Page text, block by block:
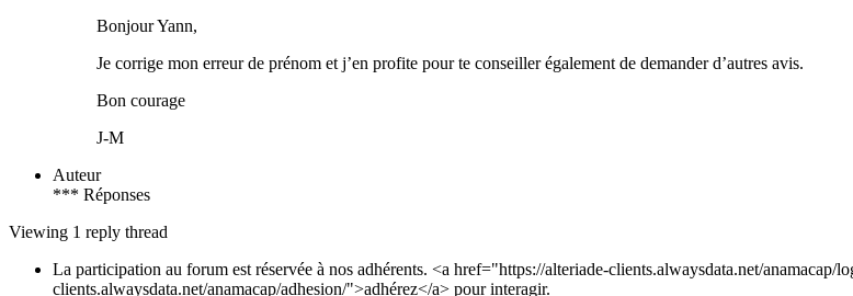
Bonjour Yann,
Je corrige mon erreur de prénom et j’en profite pour te conseiller également de demander d’autres avis.
Bon courage
J-M
Auteur
*** Réponses
Viewing 1 reply thread
La participation au forum est réservée à nos adhérents. <a href="https://alteriade-clients.alwaysdata.net/
clients.alwaysdata.net/anamacap/adhesion/">adhérez</a> pour interagir.